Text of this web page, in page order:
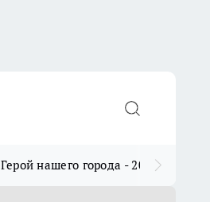
Герой нашего города - 2025